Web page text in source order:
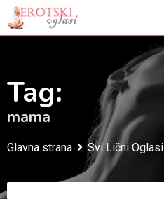
Skip
to
Tag:
mama
Glavna strana Svi Lični Oglasi